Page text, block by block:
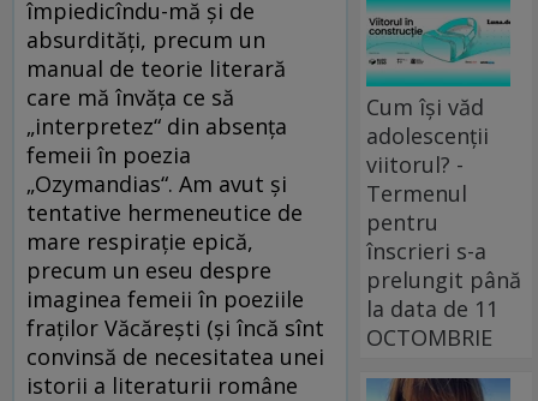
împiedicîndu-mă şi de
absurdităţi, precum un
manual de teorie literară
care mă învăţa ce să
„interpretez“ din absenţa
femeii în poezia
„Ozymandias“. Am avut şi
tentative hermeneutice de
mare respiraţie epică,
precum un eseu despre
imaginea femeii în poeziile
fraţilor Văcăreşti (şi încă sînt
convinsă de necesitatea unei
istorii a literaturii române
Cum își văd
adolescenții
viitorul? -
Termenul
pentru
înscrieri s-a
prelungit până
la data de 11
OCTOMBRIE